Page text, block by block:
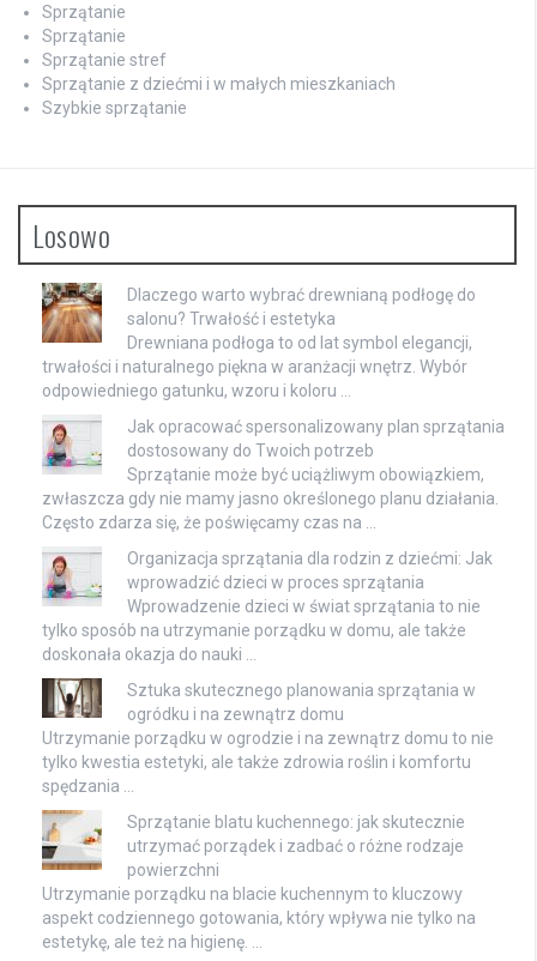
Sprzątanie
Sprzątanie
Sprzątanie stref
Sprzątanie z dziećmi i w małych mieszkaniach
Szybkie sprzątanie
Losowo
Dlaczego warto wybrać drewnianą podłogę do
salonu? Trwałość i estetyka
Drewniana podłoga to od lat symbol elegancji,
trwałości i naturalnego piękna w aranżacji wnętrz. Wybór
odpowiedniego gatunku, wzoru i koloru …
Jak opracować spersonalizowany plan sprzątania
dostosowany do Twoich potrzeb
Sprzątanie może być uciążliwym obowiązkiem,
zwłaszcza gdy nie mamy jasno określonego planu działania.
Często zdarza się, że poświęcamy czas na …
Organizacja sprzątania dla rodzin z dziećmi: Jak
wprowadzić dzieci w proces sprzątania
Wprowadzenie dzieci w świat sprzątania to nie
tylko sposób na utrzymanie porządku w domu, ale także
doskonała okazja do nauki …
Sztuka skutecznego planowania sprzątania w
ogródku i na zewnątrz domu
Utrzymanie porządku w ogrodzie i na zewnątrz domu to nie
tylko kwestia estetyki, ale także zdrowia roślin i komfortu
spędzania …
Sprzątanie blatu kuchennego: jak skutecznie
utrzymać porządek i zadbać o różne rodzaje
powierzchni
Utrzymanie porządku na blacie kuchennym to kluczowy
aspekt codziennego gotowania, który wpływa nie tylko na
estetykę, ale też na higienę. …